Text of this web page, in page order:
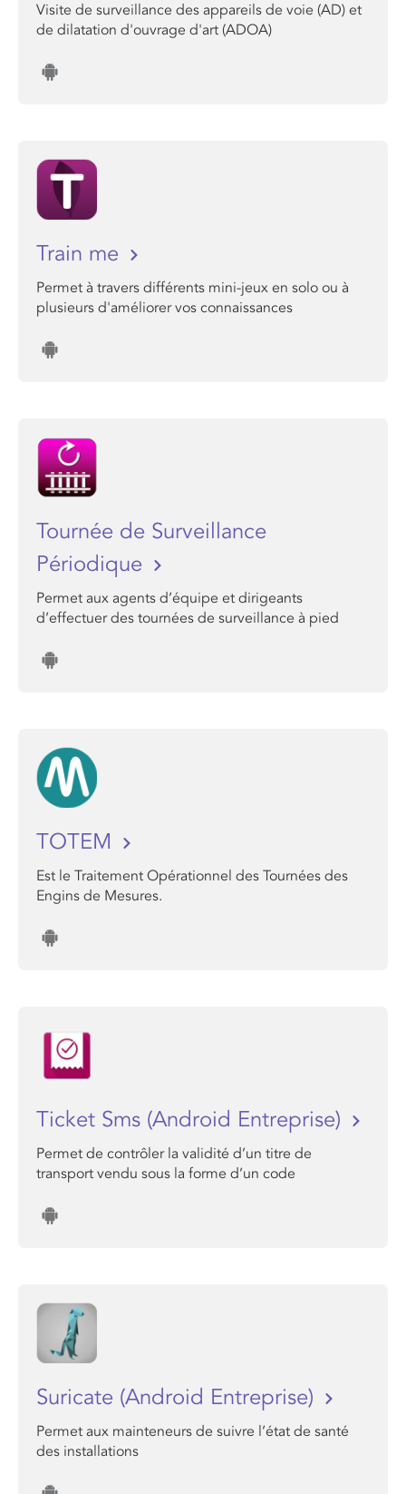
Visite de surveillance des appareils de voie (AD) et
de dilatation d'ouvrage d'art (ADOA)
Train me
Permet à travers différents mini-jeux en solo ou à
plusieurs d'améliorer vos connaissances
Tournée de Surveillance
Périodique
Permet aux agents d’équipe et dirigeants
d’effectuer des tournées de surveillance à pied
TOTEM
Est le Traitement Opérationnel des Tournées des
Engins de Mesures.
Ticket Sms (Android Entreprise)
Permet de contrôler la validité d’un titre de
transport vendu sous la forme d’un code
Suricate (Android Entreprise)
Permet aux mainteneurs de suivre l’état de santé
des installations